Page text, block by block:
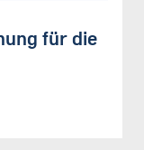
für die